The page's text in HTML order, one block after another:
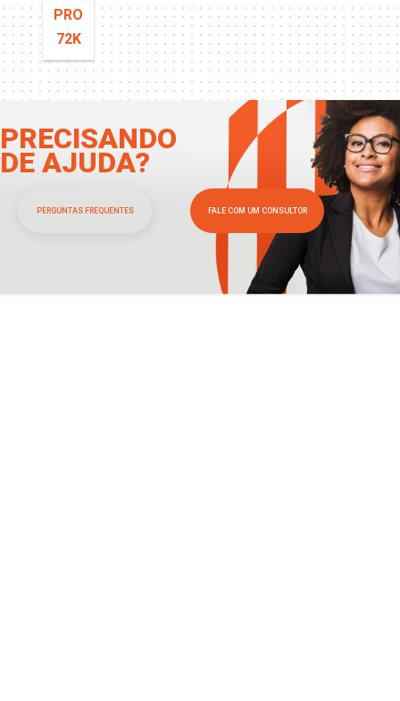
PRO
72K
PRECISANDO
DE AJUDA?
PERGUNTAS FREQUENTES FALE COM UM CONSULTOR